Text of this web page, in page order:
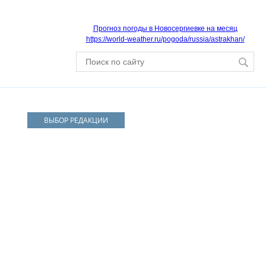
Прогноз погоды в Новосергиевке на месяц
https://world-weather.ru/pogoda/russia/astrakhan/
ВЫБОР РЕДАКЦИИ